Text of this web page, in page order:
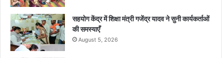
सहयोग केंद्र में शिक्षा मंत्री गजेंद्र यादव ने सुनी कार्यकर्ताओं
की समस्याएँ
August 5, 2026